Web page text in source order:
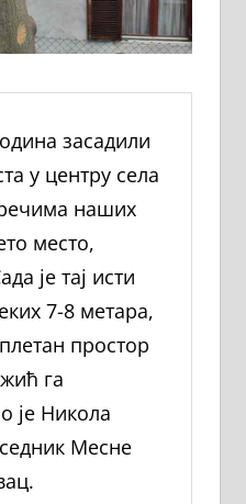
засадили
у центру села
наших
место,
је тај исти
7-8 метара,
простор
га
је Никола
Месне